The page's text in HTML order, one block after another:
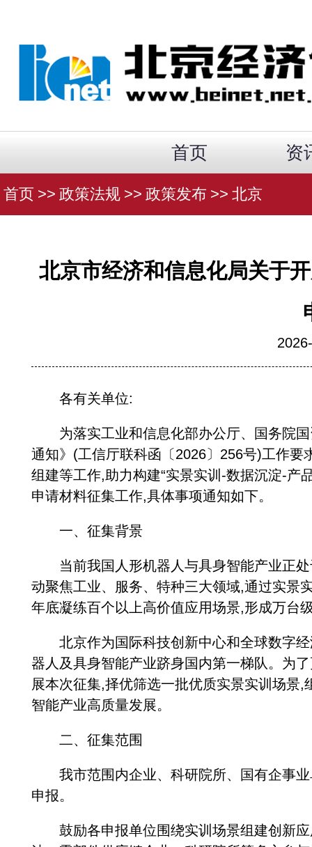
首页 资
首页 >> 政策法规 >> 政策发布 >> 北京
北京市经济和信息化局关于
各有关单位:
为落实工业和信息化部办公厅、国务院国
通知》(工信厅联科函〔2026〕256号)工作
组建等工作,助力构建“实景实训-数据沉淀-产
申请材料征集工作,具体事项通知如下。
一、征集背景
当前我国人形机器人与具身智能产业正处
动聚焦工业、服务、特种三大领域,通过实景
年底凝练百个以上高价值应用场景,形成万台
北京作为国际科技创新中心和全球数字经
器人及具身智能产业跻身国内第一梯队。为
展本次征集,择优筛选一批优质实景实训场景
智能产业高质量发展。
二、征集范围
我市范围内企业、科研院所、国有企事业
申报。
鼓励各申报单位围绕实训场景组建创新应